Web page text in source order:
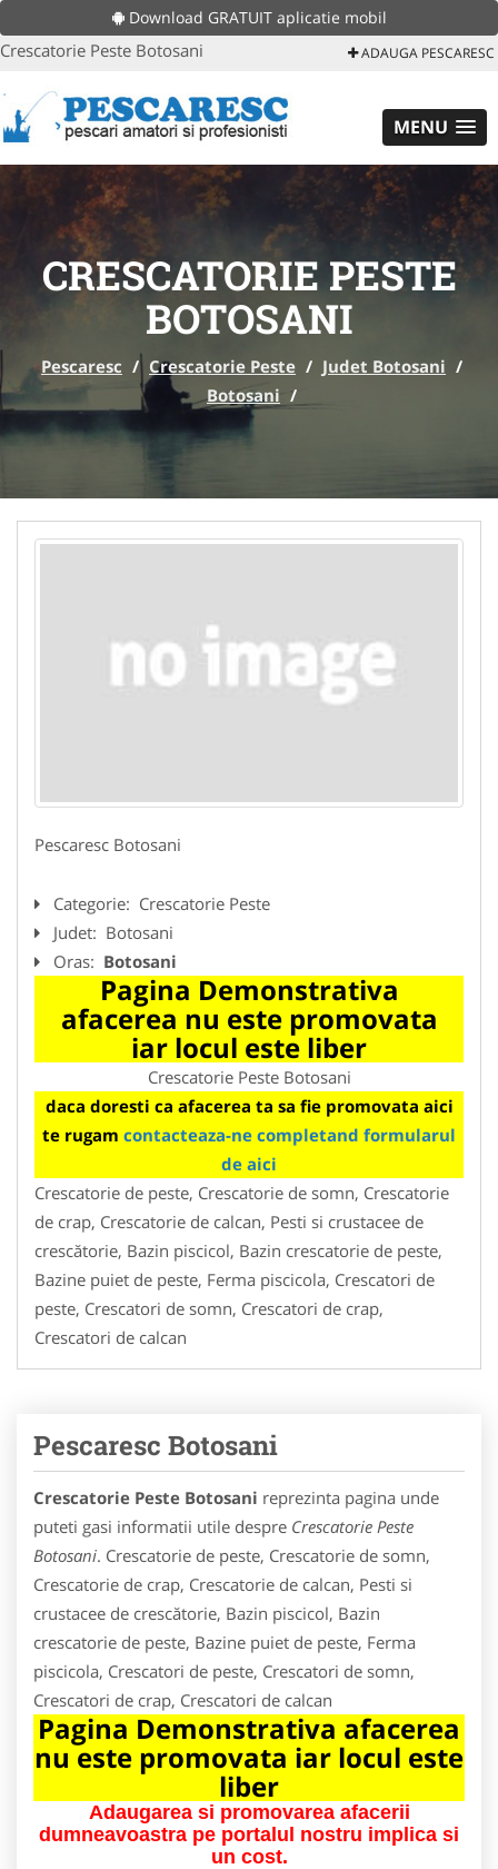
Download GRATUIT aplicatie mobil
Crescatorie Peste Botosani ADAUGA PESCARESC
MENU
CRESCATORIE PESTE
BOTOSANI
Pescaresc / Crescatorie Peste / Judet Botosani /
Botosani /
Pescaresc Botosani
Categorie: Crescatorie Peste
Judet: Botosani
Oras: Botosani
Pagina Demonstrativa
afacerea nu este promovata
iar locul este liber
Crescatorie Peste Botosani
daca doresti ca afacerea ta sa fie promovata aici
te rugam contacteaza-ne completand formularul
de aici
Crescatorie de peste, Crescatorie de somn, Crescatorie
de crap, Crescatorie de calcan, Pesti si crustacee de
crescătorie, Bazin piscicol, Bazin crescatorie de peste,
Bazine puiet de peste, Ferma piscicola, Crescatori de
peste, Crescatori de somn, Crescatori de crap,
Crescatori de calcan
Pescaresc Botosani
Crescatorie Peste Botosani reprezinta pagina unde
puteti gasi informatii utile despre Crescatorie Peste
Botosani. Crescatorie de peste, Crescatorie de somn,
Crescatorie de crap, Crescatorie de calcan, Pesti si
crustacee de crescătorie, Bazin piscicol, Bazin
crescatorie de peste, Bazine puiet de peste, Ferma
piscicola, Crescatori de peste, Crescatori de somn,
Crescatori de crap, Crescatori de calcan
Pagina Demonstrativa afacerea
nu este promovata iar locul este
liber
Adaugarea si promovarea afacerii
dumneavoastra pe portalul nostru implica si
un cost.